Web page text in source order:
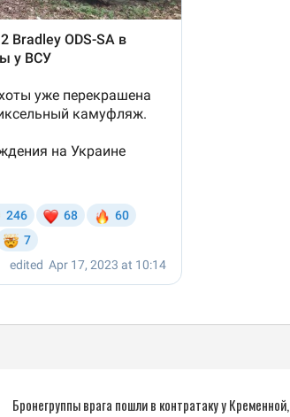
Бронегруппы врага пошли в контратаку у Кременной,